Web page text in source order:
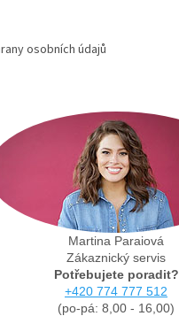
osobních údajů
Martina Paraiová
Zákaznický servis
Potřebujete poradit?
+420 774 777 512
(po-pá: 8,00 - 16,00)